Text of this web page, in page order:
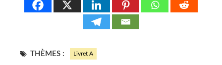
THÈMES : Livret A